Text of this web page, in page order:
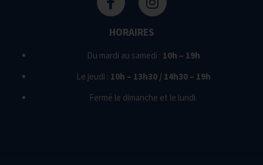
HORAIRES
Du mardi au samedi : 10h – 19h
Le jeudi : 10h – 13h30 / 14h30 – 19h
Fermé le dimanche et le lundi.